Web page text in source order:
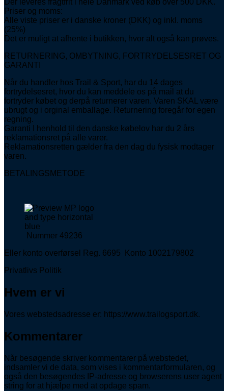
Der leveres fragtfrit i hele Danmark ved køb over 500 DKK.
Priser og moms:
Alle viste priser er i danske kroner (DKK) og inkl. moms
(25%)
Det er muligt at afhente i butikken, hvor alt også kan prøves.
RETURNERING, OMBYTNING, FORTRYDELSESRET OG
GARANTI
Når du handler hos Trail & Sport, har du 14 dages
fortrydelsesret, hvor du kan meddele os på mail at du
fortryder købet og derpå returnerer varen. Varen SKAL være
ubrugt og i orginal emballage. Returnering foregår for egen
regning.
Garanti I henhold til den danske købelov har du 2 års
reklamationsret på alle varer.
Reklamationsretten gælder fra den dag du fysisk modtager
varen.
BETALINGSMETODE
Nummer 49236
Eller konto overførsel Reg. 6695 Konto 1002179802
Privatlivs Politik
Hvem er vi
Vores webstedsadresse er: https://www.trailogsport.dk.
Kommentarer
Når besøgende skriver kommentarer på webstedet,
indsamler vi de data, som vises i kommentarformularen, og
også den besøgendes IP-adresse og browserens user agent
string for at hjælpe med at opdage spam.